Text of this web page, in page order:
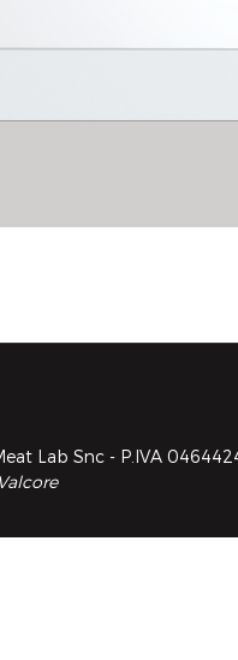
Lab Snc - P.IVA